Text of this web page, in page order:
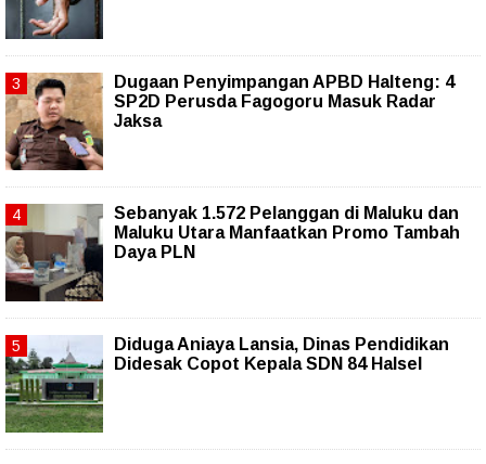
Dugaan Penyimpangan APBD Halteng: 4
SP2D Perusda Fagogoru Masuk Radar
Jaksa
Sebanyak 1.572 Pelanggan di Maluku dan
Maluku Utara Manfaatkan Promo Tambah
Daya PLN
Diduga Aniaya Lansia, Dinas Pendidikan
Didesak Copot Kepala SDN 84 Halsel